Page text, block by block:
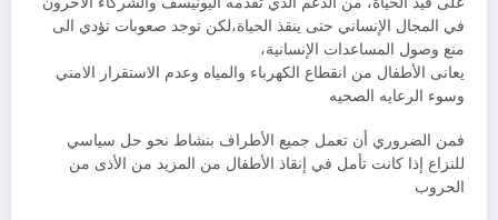
في المجال الإنساني حتى ينقذ الحياة،لكن توجد صعوبات تؤدي الى
منع وصول المساعدات الإنسانية،
يعانى الأطفال من انقطاع الكهرباء والمياه وعدم الاستقرار الامني
وسوء الرعايه الصحيه
فمن الضروري أن تعمل جميع الأطراف بنشاط نحو حل سياسي
للنزاع إذا كانت تأمل في إنقاذ الأطفال من المزيد من الأذى من
الحروب